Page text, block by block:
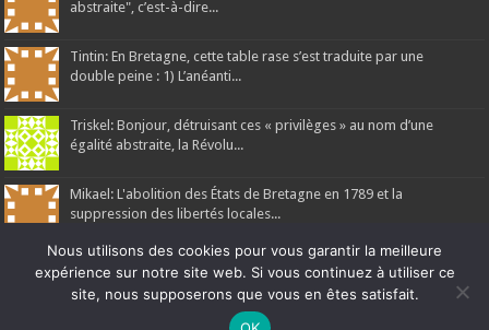
abstraite", c’est-à-dire...
Tintin: En Bretagne, cette table rase s’est traduite par une
double peine : 1) L’anéanti...
Triskel: Bonjour, détruisant ces « privilèges » au nom d’une
égalité abstraite, la Révolu...
Mikael: L'abolition des États de Bretagne en 1789 et la
suppression des libertés locales...
Ne manquez pas la nouveauté de Bernard Rio "LA REVOLUTION DES
Nous utilisons des cookies pour vous garantir la meilleure
expérience sur notre site web. Si vous continuez à utiliser ce
site, nous supposerons que vous en êtes satisfait.